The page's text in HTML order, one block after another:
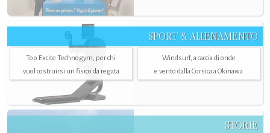
SPORT & ALLENAMENTO
Top Excite Technogym, per chi
vuol costruirsi un fisico da regata
Windsurf, a caccia di onde
e vento dalla Corsica a Okinawa
STORIE